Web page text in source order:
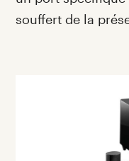
souffert de la